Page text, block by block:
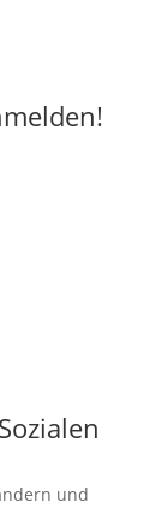
und